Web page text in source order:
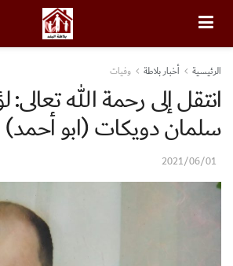
الرئيسية أخبار بلاطة وفيات
انتقل إلى رحمة الله
سلمان دويكات (ابو أحمد)
2021/06/01